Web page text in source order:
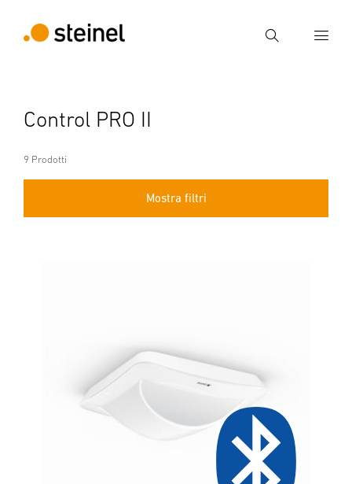
Ricerca
Ricerca
Control PRO II
9 Prodotti
Mostra filtri